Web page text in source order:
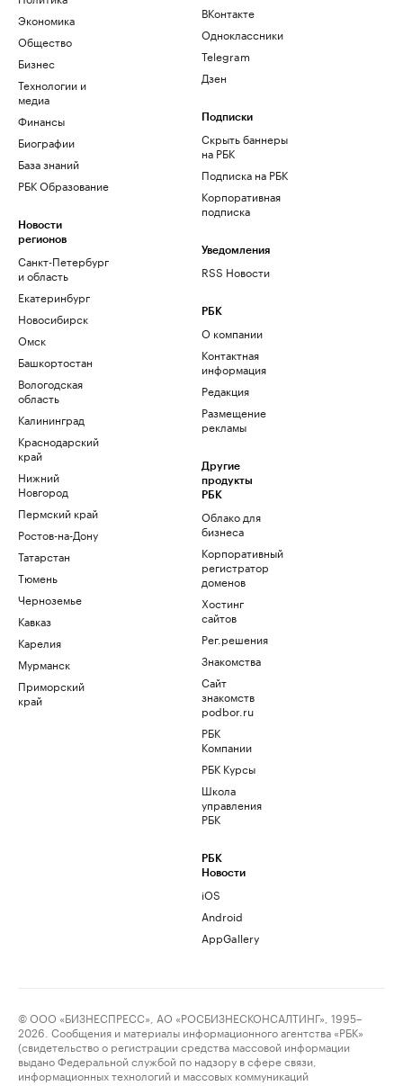
Экономика
Общество
Бизнес
Технологии и
медиа
Финансы
Биографии
База знаний
РБК Образование
Новости
регионов
Санкт-Петербург
и область
Екатеринбург
Новосибирск
Омск
Башкортостан
Вологодская
область
Калининград
Краснодарский
край
Нижний
Новгород
Пермский край
Ростов-на-Дону
Татарстан
Тюмень
Черноземье
Кавказ
Карелия
Мурманск
Приморский
край
ВКонтакте
Одноклассники
Telegram
Дзен
Подписки
Скрыть баннеры
на РБК
Подписка на РБК
Корпоративная
подписка
Уведомления
RSS Новости
РБК
О компании
Контактная
информация
Редакция
Размещение
рекламы
Другие
продукты
РБК
Облако для
бизнеса
Корпоративный
регистратор
доменов
Хостинг
сайтов
Рег.решения
Знакомства
Сайт
знакомств
podbor.ru
РБК
Компании
РБК Курсы
Школа
управления
РБК
РБК
Новости
iOS
Android
AppGallery
© ООО «БИЗНЕСПРЕСС», АО «РОСБИЗНЕСКОНСАЛТИНГ», 1995–
2026. Сообщения и материалы информационного агентства «РБК»
(свидетельство о регистрации средства массовой информации
выдано Федеральной службой по надзору в сфере связи,
информационных технологий и массовых коммуникаций